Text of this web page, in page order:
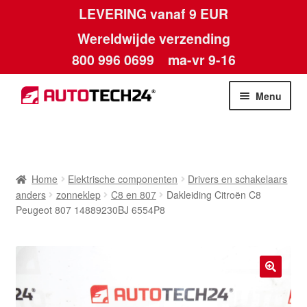
LEVERING vanaf 9 EUR
Wereldwijde verzending
800 996 0699 ma-vr 9-16
Ga
door
Ga
naar
Menu
Algemene voorwaarden
Betalingen
Home Elektrische componenten
Drivers en schakelaars
anders
zonneklep C8 en 807
Dakleiding Citroën C8
Peugeot 807 14889230BJ 6554P8